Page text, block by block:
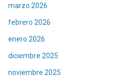
marzo 2026
febrero 2026
enero 2026
diciembre 2025
noviembre 2025